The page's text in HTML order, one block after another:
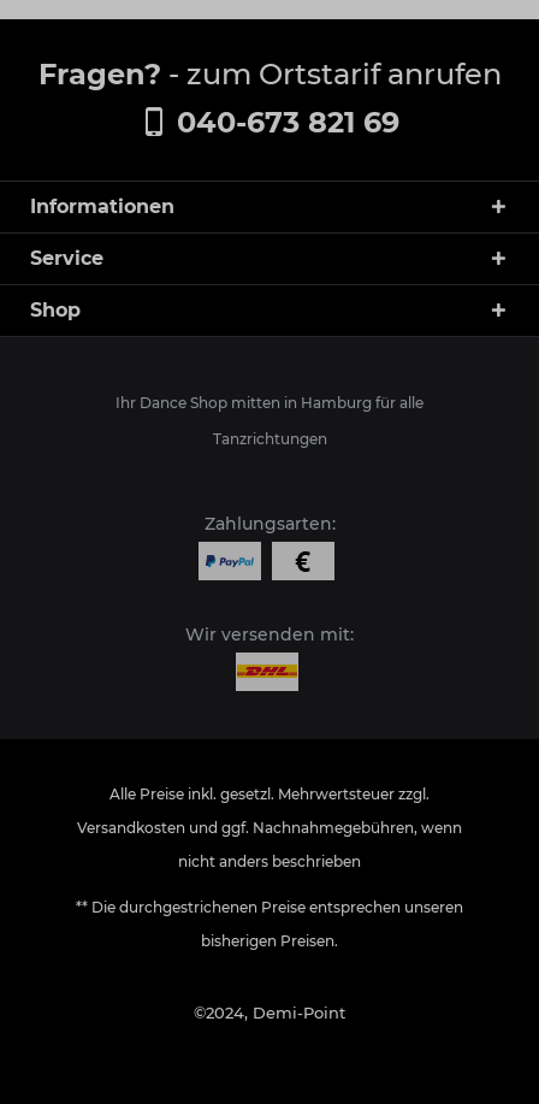
Fragen? - zum Ortstarif anrufen
040-673 821 69
Informationen
Service
Shop
Ihr Dance Shop mitten in Hamburg für alle
Tanzrichtungen
Zahlungsarten:
Wir versenden mit:
Alle Preise inkl. gesetzl. Mehrwertsteuer zzgl.
Versandkosten und ggf. Nachnahmegebühren, wenn
nicht anders beschrieben
** Die durchgestrichenen Preise entsprechen unseren
bisherigen Preisen.
©2024, Demi-Point